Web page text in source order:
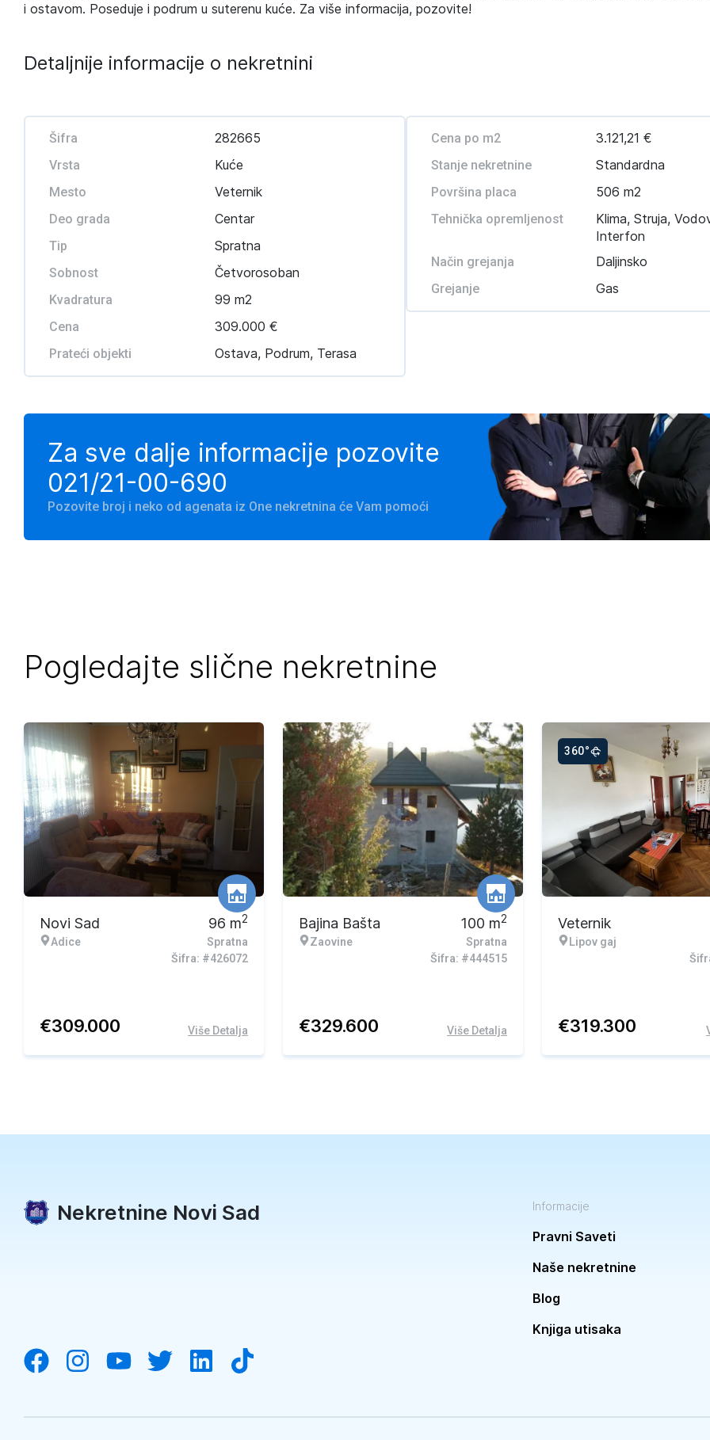
i ostavom. Poseduje i podrum u suterenu kuće. Za više informacija, pozovite!
Detaljnije informacije o nekretnini
Šifra 282665
Vrsta Kuće
Mesto Veternik
Deo grada Centar
Tip Spratna
Sobnost Četvorosoban
Kvadratura 99 m2
Cena 309.000 €
Prateći objekti Ostava, Podrum, Terasa
Cena po m2 3.121,21 €
Stanje nekretnine Standardna
Površina placa 506 m2
Tehnička opremljenost
Klima, Struja,
Interfon
Način grejanja Daljinsko
Grejanje Gas
Za sve dalje informacije pozovite
021/21-00-690
Pozovite broj i neko od agenata iz One nekretnina će Vam pomoći
Pogledajte slične nekretnine
Novi Sad
Adice
96 m2
Spratna
Šifra: #426072
€309.000 Više Detalja
Bajina Bašta
Zaovine
100 m2
Spratna
Šifra: #444515
€329.600 Više Detalja
360°
Veternik
Lipov gaj
€319.300
Nekretnine Novi Sad Informacije
Pravni Saveti
Naše nekretnine
Blog
Knjiga utisaka